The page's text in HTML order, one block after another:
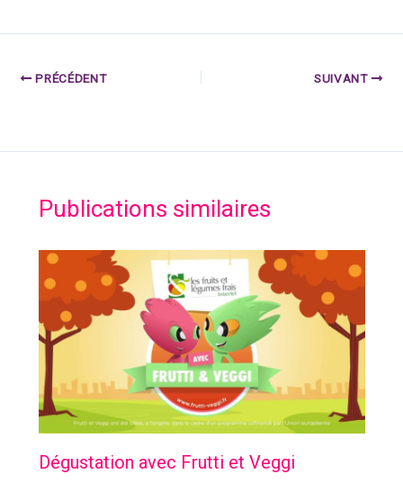
PRÉCÉDENT SUIVANT
Publications similaires
Dégustation avec Frutti et Veggi